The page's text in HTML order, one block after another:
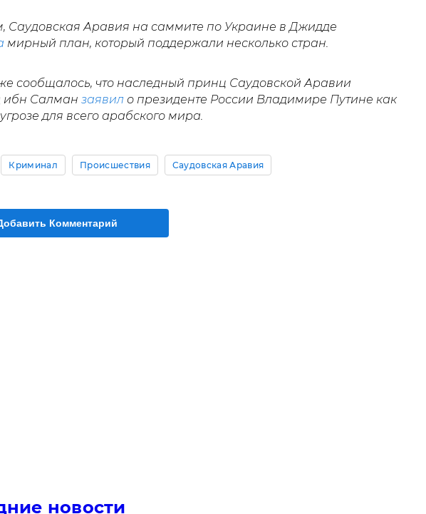
Саудовская Аравия на саммите по Украине в Джидде
мирный план, который поддержали несколько стран.
сообщалось, что наследный принц Саудовской Аравии
ибн Салман заявил о президенте России Владимире Путине как
для всего арабского мира.
Криминал Происшествия Саудовская Аравия
Комментарий
новости